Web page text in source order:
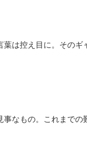
は控え目に。そのギ
なもの。これまでの